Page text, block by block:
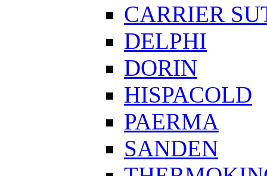
CARRIER
DELPHI
DORIN
HISPACOLD
PAERMA
SANDEN